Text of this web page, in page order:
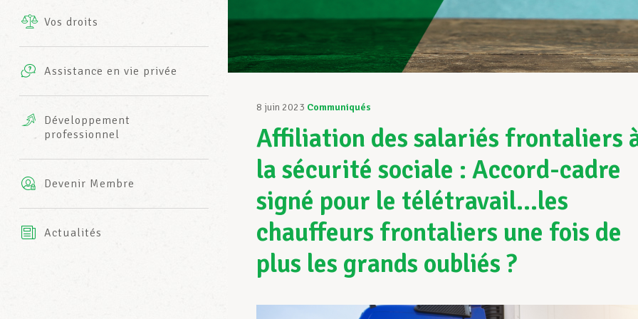
INFO-CENTER
Vos droits
Assistance en vie privée
complémentaires
AXA
Développement
professionnel
Devenir Membre
Actualités
8 juin 2023 Communiqués
Affiliation des salariés frontaliers
la sécurité sociale : Accord-cadre
signé pour le télétravail…les
chauffeurs frontaliers une fois de
plus les grands oubliés ?